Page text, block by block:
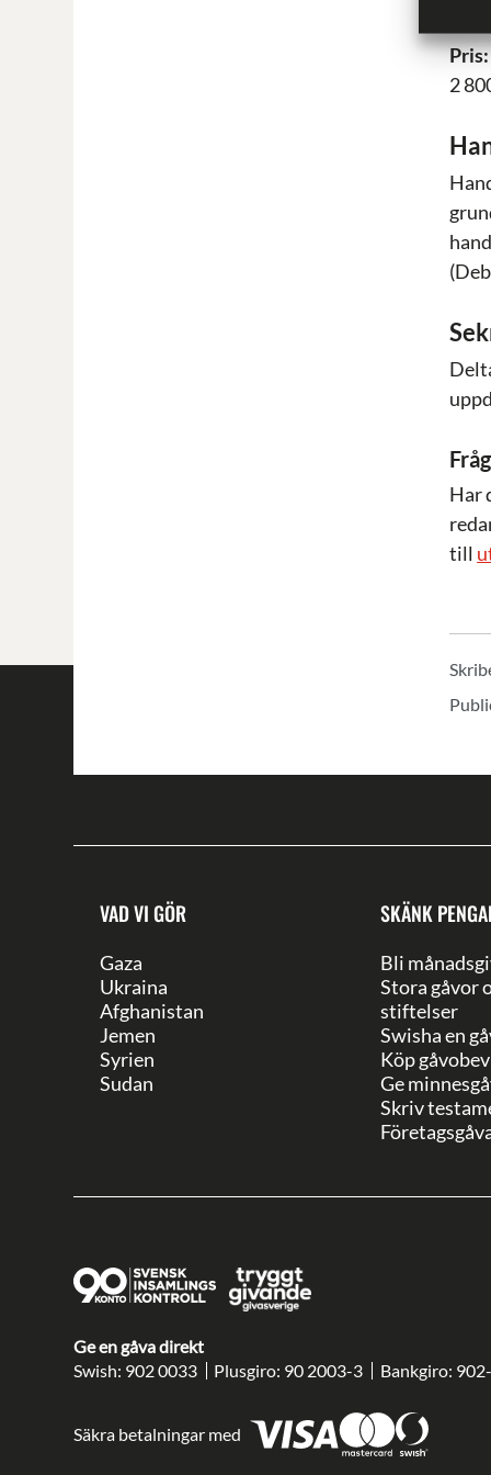
Pris:
2
Har
till
VAD VI GÖR
Gaza
Ukraina
Afghanistan
Jemen
Syrien
Sudan
SKÄNK
Bli
Stora gåvor
stiftelser
Swisha en
Köp
Ge
Skriv
Ge en gåva direkt
Swish: 902 0033
Plusgiro: 90 2003-3 Bankgiro:
Säkra betalningar med